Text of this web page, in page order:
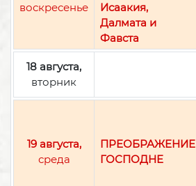
воскресенье
Исаакия,
Далмата и
Фавста
18 августа,
вторник
19 августа,
среда
ПРЕОБРАЖЕНИЕ
ГОСПОДНЕ